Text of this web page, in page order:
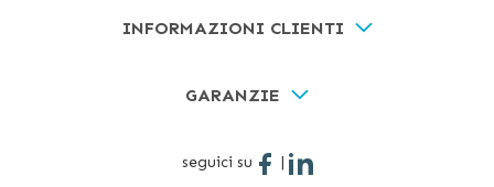
INFORMAZIONI CLIENTI
GARANZIE
seguici su |